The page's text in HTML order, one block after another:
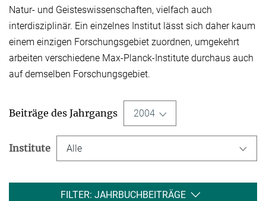
Natur- und Geisteswissen­schaften, vielfach auch
interdisziplinär. Ein einzelnes Institut lässt sich daher kaum
einem einzigen Forschungsgebiet zuordnen, umgekehrt
arbeiten verschiedene Max-Planck-Institute durchaus auch
auf demselben Forschungsgebiet.
Beiträge des Jahrgangs 2004
Institute Alle
FILTER: JAHRBUCHBEITRÄGE